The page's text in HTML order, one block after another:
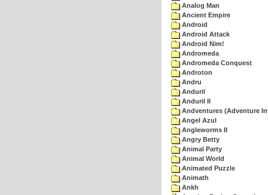
Analog Man
Ancient Empire
Android
Android Attack
Android Nim!
Andromeda
Andromeda Conquest
Androton
Andru
Anduril
Anduril II
Andventures (Adventure
Angel Azul
Angleworms II
Angry Betty
Animal Party
Animal World
Animated Puzzle
Animath
Ankh